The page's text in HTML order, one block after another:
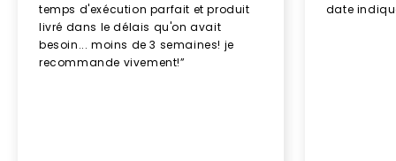
temps d'exécution parfait et produit
livré dans le délais qu'on avait
besoin... moins de 3 semaines! je
recommande vivement!”
date